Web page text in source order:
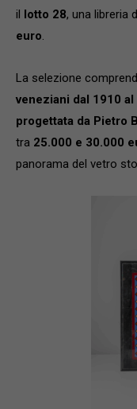
il lotto 28, una libreria
euro.
La selezione
veneziani dal 1910 al
progettata da Pietro
tra 25.000 e 30.000
panorama del vetro